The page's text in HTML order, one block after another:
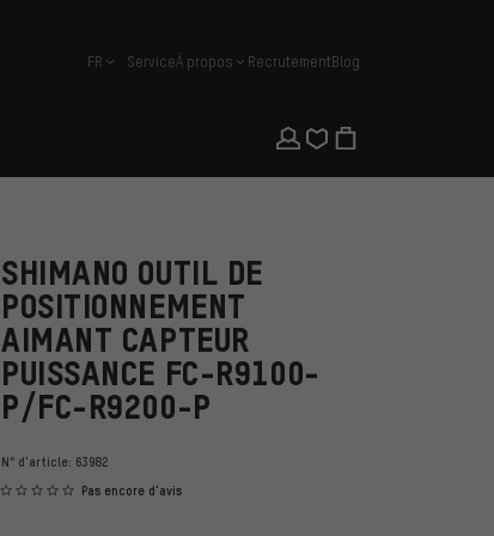
français
FR ServiceÀ propos RecrutementBlog
SHIMANO OUTIL DE
POSITIONNEMENT
AIMANT CAPTEUR
PUISSANCE FC-R9100-
P/FC-R9200-P
N° d'article: 63982
Pas encore d'avis